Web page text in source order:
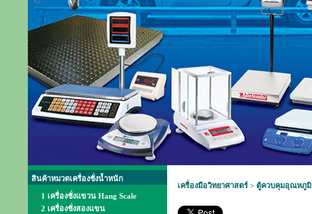
สินค้าหมวดเครื่องชั่งน้ำหนัก
1 เครื่องชั่งแขวน Hang Scale
2 เครื่องชั่งสองแขน
เครื่องมือวิทยาศาสตร์ > ตู้ควบคุมอุณหภูมิ